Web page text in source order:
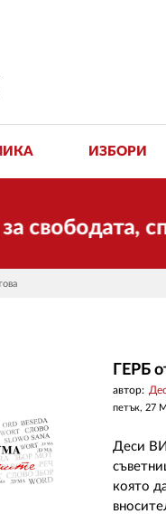
ИЗБОРИ
ГЕРБ
автор:
петък, 27
Деси
която